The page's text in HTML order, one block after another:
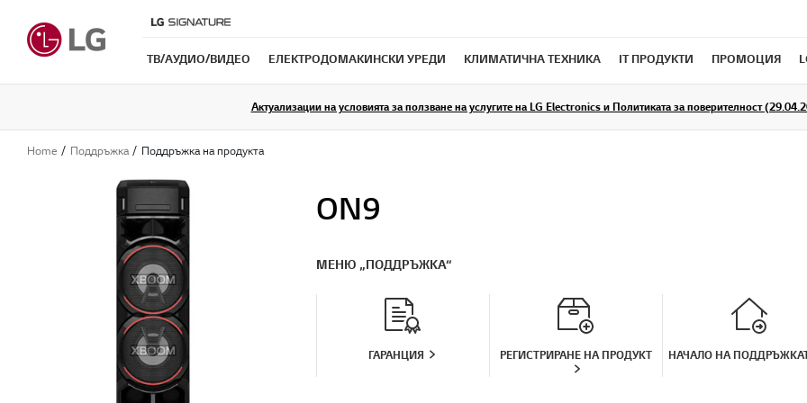
ТB/АУДИО/ВИДЕО ЕЛЕКТРОДОМАКИНСКИ УРЕДИ КЛИМАТИЧНА ТЕХНИКА IT ПРОДУКТИ ПРОМОЦИЯ
Актуализации на условията за ползване на услугите на LG Electronics и Политиката за поверителност
Home Поддръжка Поддръжка на продукта
ON9
МЕНЮ „ПОДДРЪЖКА“
ГАРАНЦИЯ РЕГИСТРИРАНЕ НА ПРОДУКТ НАЧАЛО НА